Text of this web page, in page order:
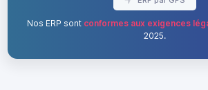
Nos ERP sont conformes aux exigences
2025.